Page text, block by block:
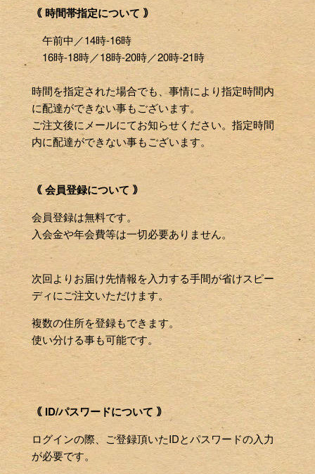
｟ 時間帯指定について ｠
午前中／14時-16時
16時-18時／18時-20時／20時-21時
時間を指定された場合でも、事情により指定時間内
に配達ができない事もございます。
ご注文後にメールにてお知らせください。指定時間
内に配達ができない事もございます。
｟ 会員登録について ｠
会員登録は無料です。
入会金や年会費等は一切必要ありません。
次回よりお届け先情報を入力する手間が省けスピー
ディにご注文いただけます。
複数の住所を登録もできます。
使い分ける事も可能です。
｟ ID/パスワードについて ｠
ログインの際、ご登録頂いたIDとパスワードの入力
が必要です。